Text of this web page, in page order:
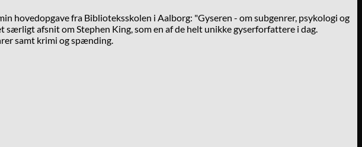
hovedopgave fra Biblioteksskolen i Aalborg: "Gyseren - om subgenrer, psykologi og
afsnit om Stephen King, som en af de helt unikke gyserforfattere i dag.
samt krimi og spænding.